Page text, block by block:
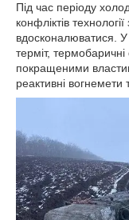
Під час періоду
конфліктів
вдосконалюватися.
терміт,
покращеними
реактивні вогнемети